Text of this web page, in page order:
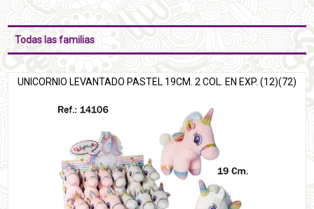
Todas las familias
UNICORNIO LEVANTADO PASTEL 19CM. 2 COL. EN EXP. (12)(72)